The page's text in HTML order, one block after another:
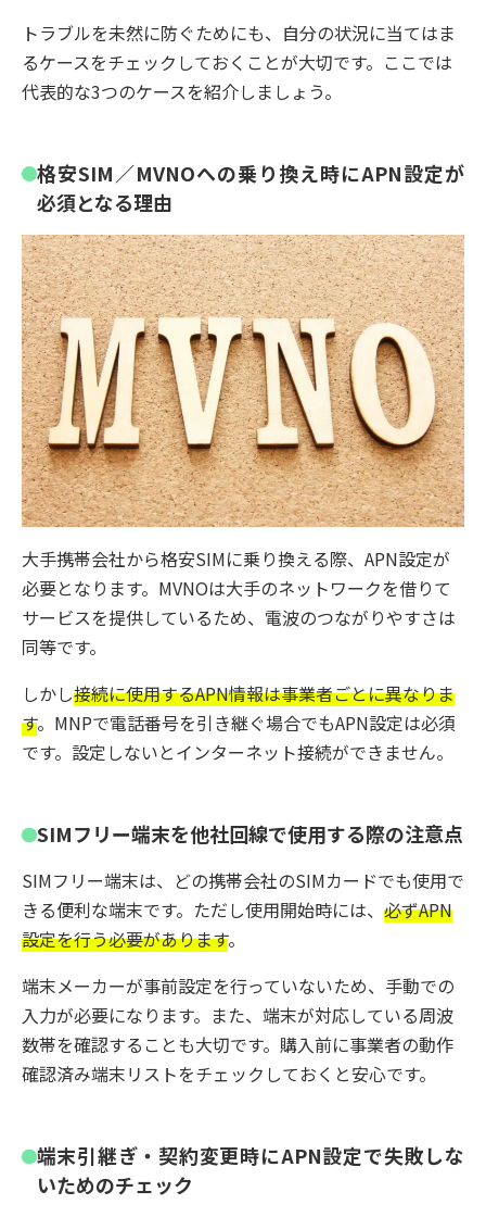
トラブルを未然に防ぐためにも、自分の状況に当てはま
るケースをチェックしておくことが大切です。ここでは
代表的な3つのケースを紹介しましょう。
格安SIM／MVNOへの乗り換え時にAPN設定が
必須となる理由
大手携帯会社から格安SIMに乗り換える際、APN設定が
必要となります。MVNOは大手のネットワークを借りて
サービスを提供しているため、電波のつながりやすさは
同等です。
しかし接続に使用するAPN情報は事業者ごとに異なりま
す。MNPで電話番号を引き継ぐ場合でもAPN設定は必須
です。設定しないとインターネット接続ができません。
SIMフリー端末を他社回線で使用する際の注意点
SIMフリー端末は、どの携帯会社のSIMカードでも使用で
きる便利な端末です。ただし使用開始時には、 必ずAPN
設定を行う必要があります。
端末メーカーが事前設定を行っていないため、手動での
入力が必要になります。また、端末が対応している周波
数帯を確認することも大切です。購入前に事業者の動作
確認済み端末リストをチェックしておくと安心です。
端末引継ぎ・契約変更時にAPN設定で失敗しな
いためのチェック